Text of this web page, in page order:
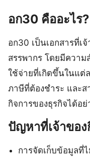
อก30 คืออะไร?
อก30 เป็นเอกสารที่เ
สรรพากร โดยมีควา
ใช้จ่ายที่เกิดขึ้นในแต่
ภาษีที่ต้องชำระ และ
กิจการของธุรกิจได้อย่
ปัญหาที่เจ้าขอ
การจัดเก็บข้อมูลที่